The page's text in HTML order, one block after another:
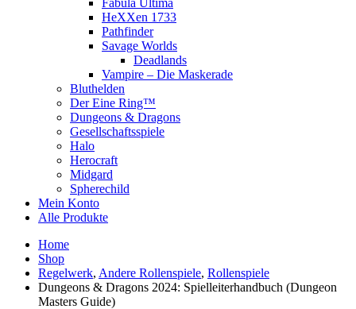
Fabula Ultima
HeXXen 1733
Pathfinder
Savage Worlds
Deadlands
Vampire – Die Maskerade
Bluthelden
Der Eine Ring™
Dungeons & Dragons
Gesellschaftsspiele
Halo
Herocraft
Midgard
Spherechild
Mein Konto
Alle Produkte
Home
Shop
Regelwerk, Andere Rollenspiele, Rollenspiele
Dungeons & Dragons 2024: Spielleiterhandbuch (Dungeon
Masters Guide)